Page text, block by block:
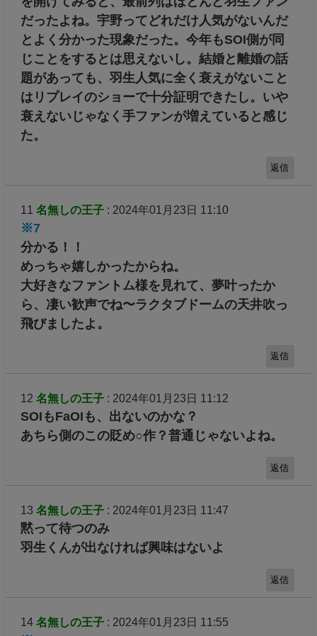
だったよね。宇野ってどれだけ人気がないんだ
とよく分かった現象だった。今年もSOI側が同
じことをするとは思えないし。結婚と離婚の話
題があっても、羽生人気に全く衰えがないこと
はリプレイのショーで十分証明できたし。いや
衰えないじゃなく手ファンが増えていると感じ
た。
返信
11 名無しの王子: 2024年01月23日 11:10
※7
分かる！！
めっちゃ嬉しかったからね。
大好きなファントム様を見れて、夢叶ったか
ら、凄い歓声でね〜ラクタブドームの天井吹っ
飛びましたよ。
返信
12 名無しの王子: 2024年01月23日 11:12
SOIもFaOIも、出ないのかな？
あちら側のこの貶め○作？普通じゃないよね。
返信
13 名無しの王子: 2024年01月23日 11:47
黙って待つのみ
羽生くんが出なければ興味はないよ
返信
14 名無しの王子: 2024年01月23日 11:55